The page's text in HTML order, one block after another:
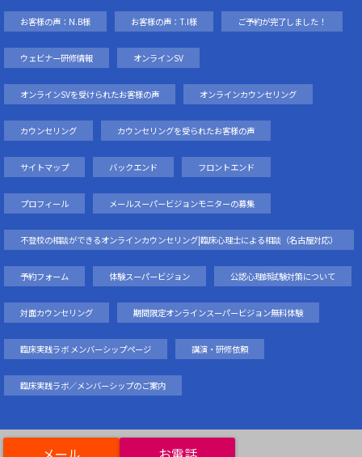
お客様の声：N.B様 お客様の声：T.I様 ご予約が完了しました！
ウェビナー研修情報 オンラインSV
オンラインSVを受けられたお客様の声 オンラインカウンセリング
カウンセリング カウンセリングを受られたお客様の声
サイトマップ バックエンド フロントエンド
プロフィール メールスーパービジョンモニターの募集
不登校の相談ができるオンラインカウンセリング|臨床心理士による相談（名古屋対応）
予約フォーム 体験スーパービジョン 公認心理師試験対策について
対面カウンセリング 期間限定オンラインスーパービジョン無料体験
臨床実践ラボ メンバーシップページ 講演・研修依頼
臨床実践ラボ／メンバーシップのご案内